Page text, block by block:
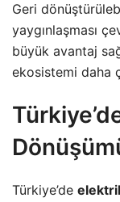
Geri
yaygınlaşması
büyük avantaj
ekosistemi daha
Türkiye’de